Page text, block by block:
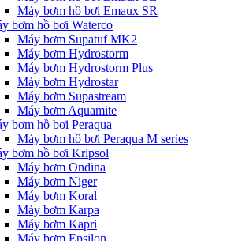
Máy bơm hồ bơi Emaux SR
bơm hồ bơi Waterco
Máy bơm Supatuf MK2
Máy bơm Hydrostorm
Máy bơm Hydrostorm Plus
Máy bơm Hydrostar
Máy bơm Supastream
Máy bơm Aquamite
bơm hồ bơi Peraqua
Máy bơm hồ bơi Peraqua M series
bơm hồ bơi Kripsol
Máy bơm Ondina
Máy bơm Niger
Máy bơm Koral
Máy bơm Karpa
Máy bơm Kapri
Máy bơm Epsilon